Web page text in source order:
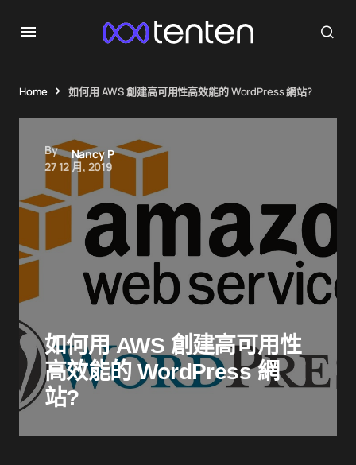
Home 如何用 AWS 創建高可用性高效能的 WordPress 網站?
By
Nancy P
27 12 月, 2019
如何用 AWS 創建高可用性
高效能的 WordPress 網
站?